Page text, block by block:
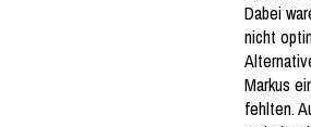
Dabei
nicht
Markus
fehlten.